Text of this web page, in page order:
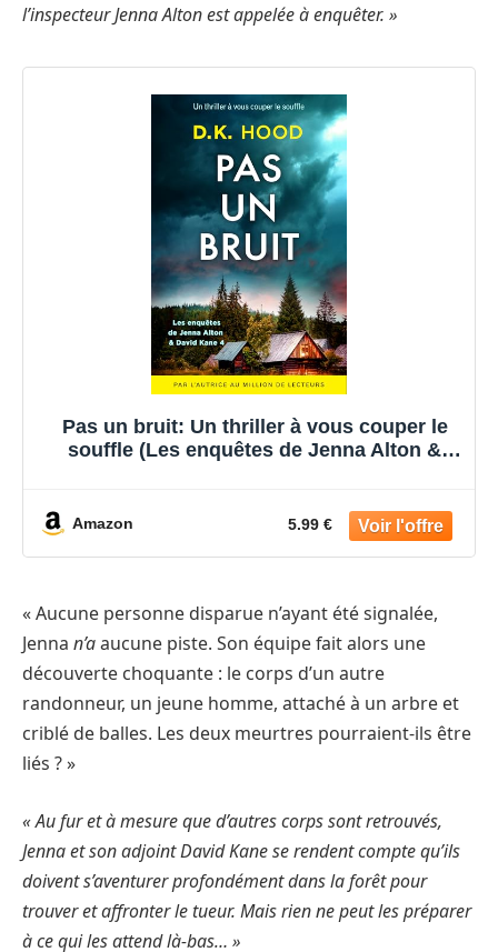
l’inspecteur Jenna Alton est appelée à enquêter. »
Pas un bruit: Un thriller à vous couper le
souffle (Les enquêtes de Jenna Alton &
Amazon 5.99 €
« Aucune personne disparue n’ayant été signalée,
Jenna n’aaucune piste. Son équipe fait alors une
découverte choquante : le corps d’un autre
randonneur, un jeune homme, attaché à un arbre et
criblé de balles. Les deux meurtres pourraient-ils être
liés ? »
« Au fur et à mesure que d’autres corps sont retrouvés,
Jenna et son adjoint David Kane se rendent compte qu’ils
doivent s’aventurer profondément dans la forêt pour
trouver et affronter le tueur. Mais rien ne peut les préparer
à ce qui les attend là-bas… »